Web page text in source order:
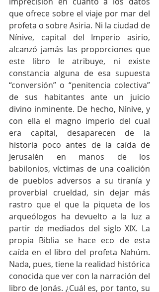
que ofrece sobre el viaje por mar del
profeta o sobre Asiria. Ni la ciudad de
Nínive, capital del Imperio asirio,
alcanzó jamás las proporciones que
este libro le atribuye, ni existe
constancia alguna de esa supuesta
“conversión” o “penitencia colectiva”
de sus habitantes ante un juicio
divino inminente. De hecho, Nínive, y
con ella el magno imperio del cual
era capital, desaparecen de la
historia poco antes de la caída de
Jerusalén en manos de los
babilonios, víctimas de una coalición
de pueblos adversos a su tiranía y
proverbial crueldad, sin dejar más
rastro que el que la piqueta de los
arqueólogos ha devuelto a la luz a
partir de mediados del siglo XIX. La
propia Biblia se hace eco de esta
caída en el libro del profeta Nahúm.
Nada, pues, tiene la realidad histórica
conocida que ver con la narración del
libro de Jonás. ¿Cuál es, por tanto, su